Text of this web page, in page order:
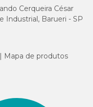
Cerqueira César
Industrial, Barueri - SP
Mapa de produtos